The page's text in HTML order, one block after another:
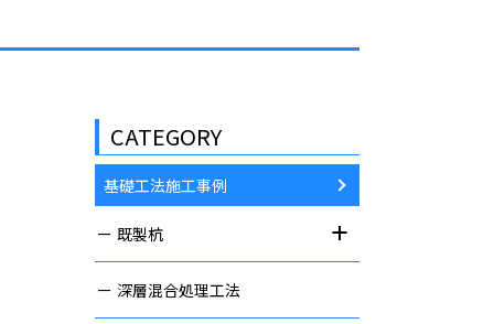
CATEGORY
基礎工法施工事例
既製杭
深層混合処理工法